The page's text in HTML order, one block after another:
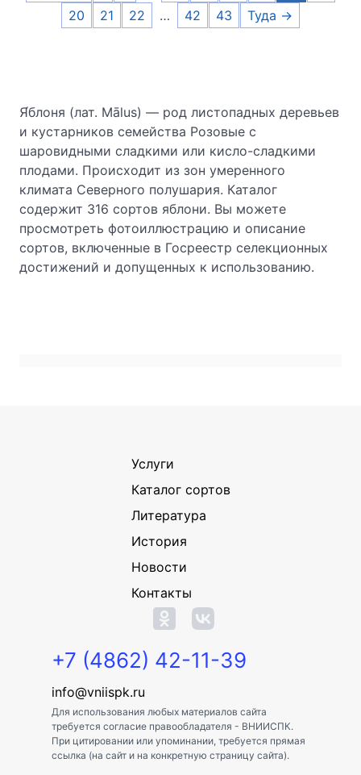
20
21 22 … 42 43 Туда →
Я́блоня (лат. Mālus) — род листопадных деревьев
и кустарников семейства Розовые с
шаровидными сладкими или кисло-сладкими
плодами. Происходит из зон умеренного
климата Северного полушария. Каталог
содержит 316 сортов яблони. Вы можете
просмотреть фотоиллюстрацию и описание
сортов, включенные в Госреестр селекционных
достижений и допущенных к использованию.
Услуги
Каталог сортов
Литература
История
Новости
Контакты
+7 (4862) 42-11-39
info@vniispk.ru
Для использования любых материалов сайта
требуется согласие правообладателя - ВНИИСПК.
При цитировании или упоминании, требуется прямая
ссылка (на сайт и на конкретную страницу сайта).